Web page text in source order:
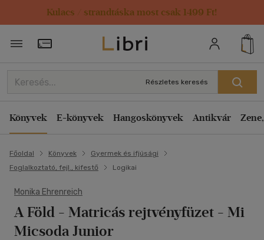
Kulacs / strandtáska most csak 1499 Ft!
Törzsvásárlói Kártya adatai
Részletes keresés
Könyvek E-könyvek Hangoskönyvek Antikvár
Főoldal Könyvek
Gyermek és ifjúsági
Foglalkoztató, fejl., kifestő
Logikai
Monika Ehrenreich
A Föld - Matricás rejtvényfüzet - Mi
Micsoda Junior